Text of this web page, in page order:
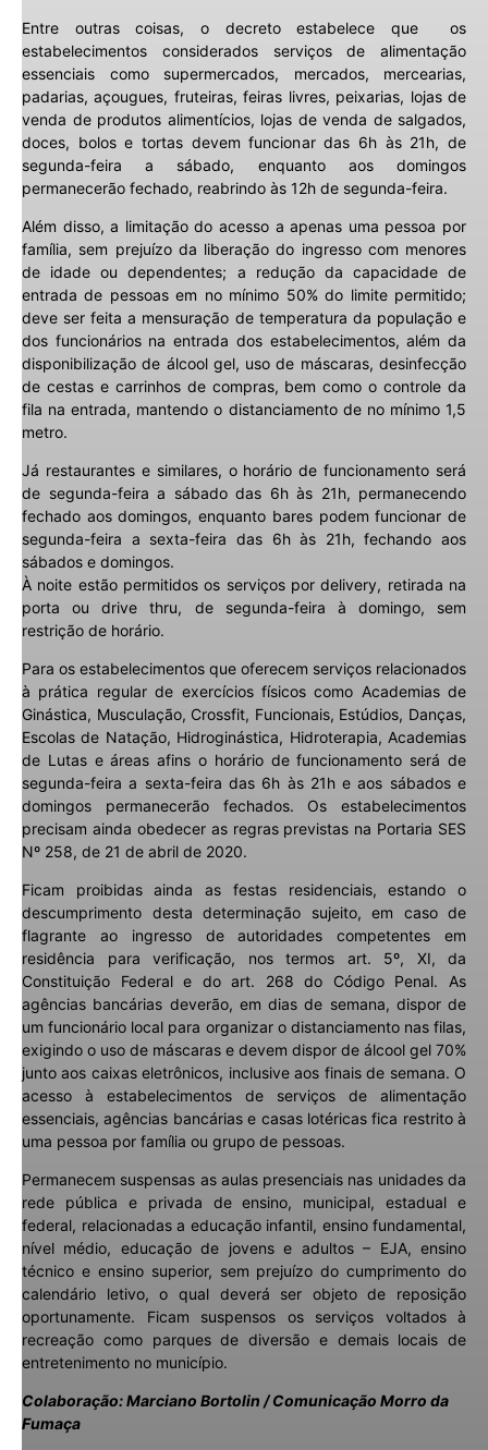
Entre outras coisas, o decreto estabelece que os
estabelecimentos considerados serviços de alimentação
essenciais como supermercados, mercados, mercearias,
padarias, açougues, fruteiras, feiras livres, peixarias, lojas de
venda de produtos alimentícios, lojas de venda de salgados,
doces, bolos e tortas devem funcionar das 6h às 21h, de
segunda-feira a sábado, enquanto aos domingos
permanecerão fechado, reabrindo às 12h de segunda-feira.
Além disso, a limitação do acesso a apenas uma pessoa por
família, sem prejuízo da liberação do ingresso com menores
de idade ou dependentes; a redução da capacidade de
entrada de pessoas em no mínimo 50% do limite permitido;
deve ser feita a mensuração de temperatura da população e
dos funcionários na entrada dos estabelecimentos, além da
disponibilização de álcool gel, uso de máscaras, desinfecção
de cestas e carrinhos de compras, bem como o controle da
fila na entrada, mantendo o distanciamento de no mínimo 1,5
metro.
Já restaurantes e similares, o horário de funcionamento será
de segunda-feira a sábado das 6h às 21h, permanecendo
fechado aos domingos, enquanto bares podem funcionar de
segunda-feira a sexta-feira das 6h às 21h, fechando aos
sábados e domingos.
À noite estão permitidos os serviços por delivery, retirada na
porta ou drive thru, de segunda-feira à domingo, sem
restrição de horário.
Para os estabelecimentos que oferecem serviços relacionados
à prática regular de exercícios físicos como Academias de
Ginástica, Musculação, Crossfit, Funcionais, Estúdios, Danças,
Escolas de Natação, Hidroginástica, Hidroterapia, Academias
de Lutas e áreas afins o horário de funcionamento será de
segunda-feira a sexta-feira das 6h às 21h e aos sábados e
domingos permanecerão fechados. Os estabelecimentos
precisam ainda obedecer as regras previstas na Portaria SES
Nº 258, de 21 de abril de 2020.
Ficam proibidas ainda as festas residenciais, estando o
descumprimento desta determinação sujeito, em caso de
flagrante ao ingresso de autoridades competentes em
residência para verificação, nos termos art. 5º, XI, da
Constituição Federal e do art. 268 do Código Penal. As
agências bancárias deverão, em dias de semana, dispor de
um funcionário local para organizar o distanciamento nas filas,
exigindo o uso de máscaras e devem dispor de álcool gel 70%
junto aos caixas eletrônicos, inclusive aos finais de semana. O
acesso à estabelecimentos de serviços de alimentação
essenciais, agências bancárias e casas lotéricas fica restrito à
uma pessoa por família ou grupo de pessoas.
Permanecem suspensas as aulas presenciais nas unidades da
rede pública e privada de ensino, municipal, estadual e
federal, relacionadas a educação infantil, ensino fundamental,
nível médio, educação de jovens e adultos – EJA, ensino
técnico e ensino superior, sem prejuízo do cumprimento do
calendário letivo, o qual deverá ser objeto de reposição
oportunamente. Ficam suspensos os serviços voltados à
recreação como parques de diversão e demais locais de
entretenimento no município.
Colaboração: Marciano Bortolin / Comunicação Morro da
Fumaça